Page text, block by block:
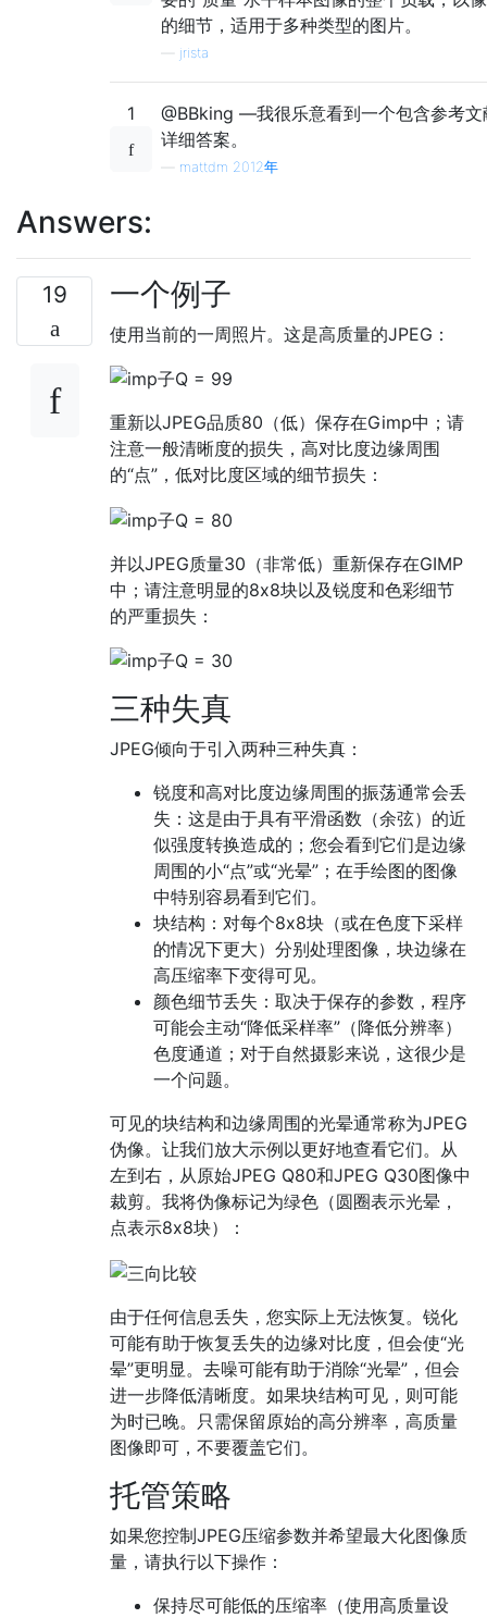
的细节，适用于多种类型的图片。
jrista
1
@BBking —我很乐意看到一个包含参考文
详细答案。
mattdm 2012年
Answers:
19 一个例子
使用当前的一周照片。这是高质量的JPEG：
重新以JPEG品质80（低）保存在Gimp中；请
注意一般清晰度的损失，高对比度边缘周围
的“点”，低对比度区域的细节损失：
并以JPEG质量30（非常低）重新保存在GIMP
中；请注意明显的8x8块以及锐度和色彩细节
的严重损失：
三种失真
JPEG倾向于引入两种三种失真：
锐度和高对比度边缘周围的振荡通常会丢
失：这是由于具有平滑函数（余弦）的近
似强度转换造成的；您会看到它们是边缘
周围的小“点”或“光晕”；在手绘图的图像
中特别容易看到它们。
块结构：对每个8x8块（或在色度下采样
的情况下更大）分别处理图像，块边缘在
高压缩率下变得可见。
颜色细节丢失：取决于保存的参数，程序
可能会主动“降低采样率”（降低分辨率）
色度通道；对于自然摄影来说，这很少是
一个问题。
可见的块结构和边缘周围的光晕通常称为JPEG
伪像。让我们放大示例以更好地查看它们。从
左到右，从原始JPEG Q80和JPEG Q30图像中
裁剪。我将伪像标记为绿色（圆圈表示光晕，
点表示8x8块）：
由于任何信息丢失，您实际上无法恢复。锐化
可能有助于恢复丢失的边缘对比度，但会使“光
晕”更明显。去噪可能有助于消除“光晕”，但会
进一步降低清晰度。如果块结构可见，则可能
为时已晚。只需保留原始的高分辨率，高质量
图像即可，不要覆盖它们。
托管策略
如果您控制JPEG压缩参数并希望最大化图像质
量，请执行以下操作：
保持尽可能低的压缩率（使用高质量设